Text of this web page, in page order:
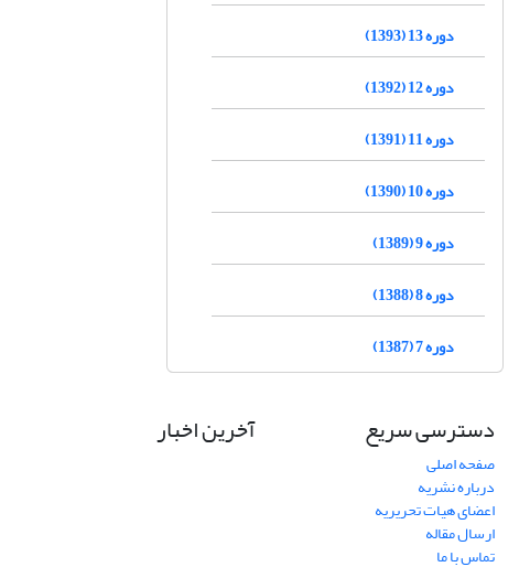
دوره 13 (1393)
دوره 12 (1392)
دوره 11 (1391)
دوره 10 (1390)
دوره 9 (1389)
دوره 8 (1388)
دوره 7 (1387)
دسترسی سریع
صفحه اصلی
درباره نشریه
اعضای هیات تحریریه
ارسال مقاله
تماس با ما
آخرین اخبار